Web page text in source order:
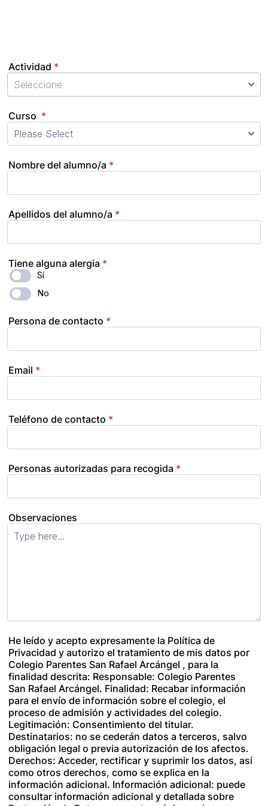
Actividad *
Seleccione
Curso *
Nombre del alumno/a *
Apellidos del alumno/a *
Tiene alguna alergia *
Sí
No
Persona de contacto *
Email *
Teléfono de contacto *
Personas autorizadas para recogida *
Observaciones
He leído y acepto expresamente la Política de
Privacidad y autorizo el tratamiento de mis datos por
Colegio Parentes San Rafael Arcángel , para la
finalidad descrita: Responsable: Colegio Parentes
San Rafael Arcángel. Finalidad: Recabar información
para el envío de información sobre el colegio, el
proceso de admisión y actividades del colegio.
Legitimación: Consentimiento del titular.
Destinatarios: no se cederán datos a terceros, salvo
obligación legal o previa autorización de los afectos.
Derechos: Acceder, rectificar y suprimir los datos, así
como otros derechos, como se explica en la
información adicional. Información adicional: puede
consultar información adicional y detallada sobre